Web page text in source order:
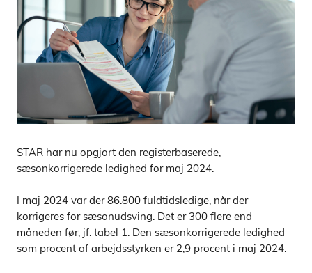
STAR har nu opgjort den registerbaserede,
sæsonkorrigerede ledighed for maj 2024.
I maj 2024 var der 86.800 fuldtidsledige, når der
korrigeres for sæsonudsving. Det er 300 flere end
måneden før, jf. tabel 1. Den sæsonkorrigerede ledighed
som procent af arbejdsstyrken er 2,9 procent i maj 2024.